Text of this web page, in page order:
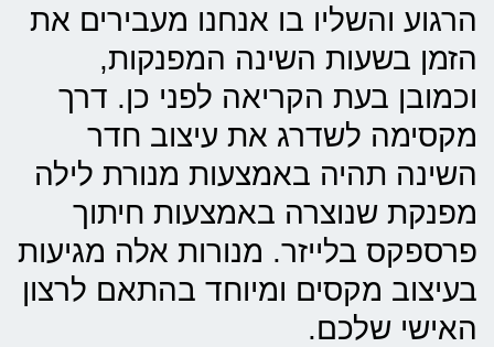
הרגוע והשליו בו אנחנו מעבירים את
הזמן בשעות השינה המפנקות,
וכמובן בעת הקריאה לפני כן. דרך
מקסימה לשדרג את עיצוב חדר
השינה תהיה באמצעות מנורת לילה
מפנקת שנוצרה באמצעות חיתוך
פרספקס בלייזר. מנורות אלה מגיעות
בעיצוב מקסים ומיוחד בהתאם לרצון
האישי שלכם.